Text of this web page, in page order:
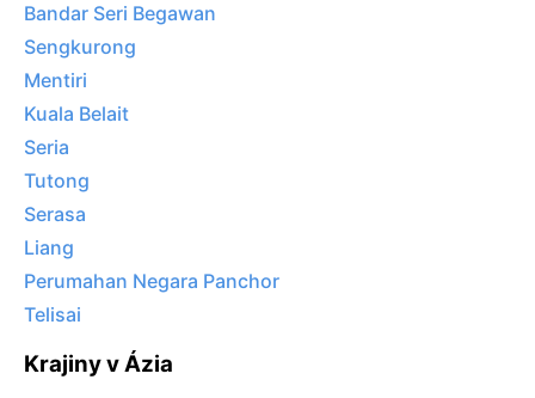
Bandar Seri Begawan
Sengkurong
Mentiri
Kuala Belait
Seria
Tutong
Serasa
Liang
Perumahan Negara Panchor
Telisai
Krajiny v Ázia